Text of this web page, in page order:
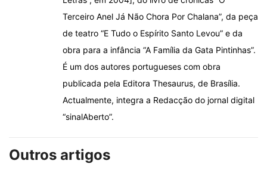
Terceiro Anel Já Não Chora Por Chalana”, da peça
de teatro “E Tudo o Espírito Santo Levou” e da
obra para a infância “A Família da Gata Pintinhas”.
É um dos autores portugueses com obra
publicada pela Editora Thesaurus, de Brasília.
Actualmente, integra a Redacção do jornal digital
“sinalAberto”.
Outros artigos